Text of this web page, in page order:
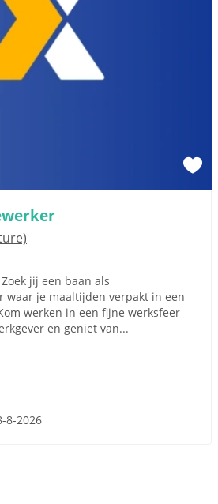
jij een baan als
waar je maaltijden verpakt in een
werken in een fijne werksfeer
en geniet van...
8-2026